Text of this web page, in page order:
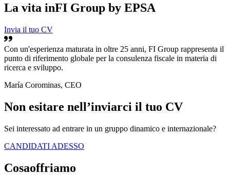
La vita inFI Group by EPSA
Invia il tuo CV
Con un'esperienza maturata in oltre 25 anni, FI Group rappresenta il
punto di riferimento globale per la consulenza fiscale in materia di
ricerca e sviluppo.
María Corominas, CEO
Non esitare nell’inviarci il tuo CV
Sei interessato ad entrare in un gruppo dinamico e internazionale?
CANDIDATI ADESSO
Cosaoffriamo